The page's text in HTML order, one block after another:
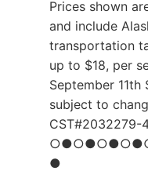
Prices shown
and include
transportation
up to $18, per
September 11th
subject to
CST#2032279-
●